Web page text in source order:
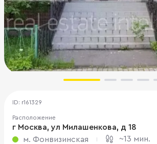
ID: r161329
Расположение
г Москва, ул Милашенкова, д 18
м. Фонвизинская
~13 мин.